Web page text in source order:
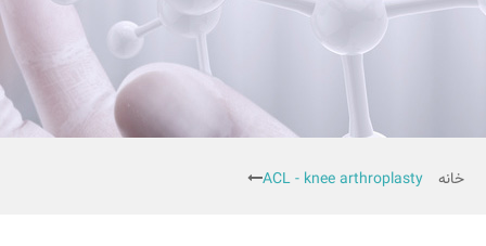
خانه ACL - knee arthroplasty